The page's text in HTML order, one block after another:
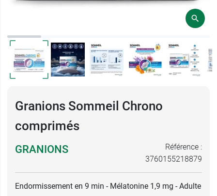
Granions Sommeil Chrono
comprimés
GRANIONS
Référence :
3760155218879
Endormissement en 9 min - Mélatonine 1,9 mg - Adulte